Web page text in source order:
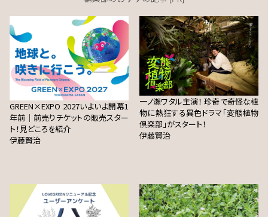
GREEN×EXPO 2027いよいよ開幕1
年前｜前売りチケットの販売スター
ト！見どころを紹介
伊藤賢治
一ノ瀬ワタル主演！ 珍奇で奇怪な植
物に熱狂する異色ドラマ「変態植物
倶楽部」がスタート！
伊藤賢治